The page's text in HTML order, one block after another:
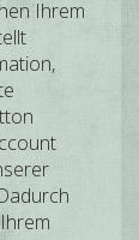
Ihrem